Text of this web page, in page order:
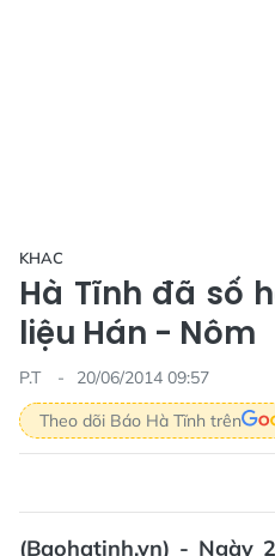
KHAC
Hà Tĩnh đã số
liệu Hán - Nôm
P.T
20/06/2014 09:57
Theo dõi Báo Hà Tĩnh trên
(Baohatinh.vn) - Ngày